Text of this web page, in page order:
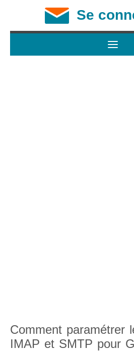
Se
Comment paramétrer
IMAP et SMTP pour